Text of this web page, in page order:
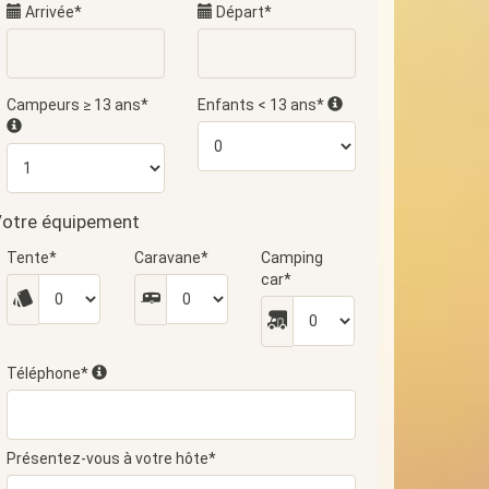
Arrivée* Départ*
Campeurs ≥ 13 ans* Enfants < 13 ans*
équipement
Tente* Caravane*
Camping
car*
Téléphone*
Présentez-vous à votre hôte*